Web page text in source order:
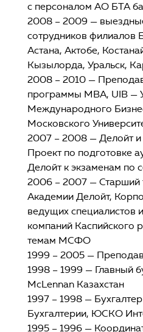
с персоналом АО БТА
2008 – 2009 —
сотрудников филиалов
Астана, Актобе,
Кызылорда, Уральск,
2008 – 2010 —
программы МВА, UIB —
Международного
Московского
2007 – 2008 — Делойт и
Проект по подготовке
Делойт к экзаменам по
2006 – 2007 — Старший
Академии Делойт,
ведущих специалистов
компаний Каспийского
темам МСФО
1999 – 2005 —
1998 – 1999 — Главный
McLennan Казахстан
1997 – 1998 —
Бухгалтерии, ЮСКО
1995 – 1996 —